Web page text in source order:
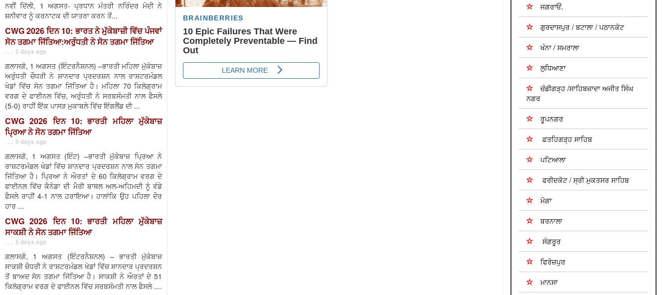
ਨਵੀਂ ਦਿੱਲੀ, 1 ਅਗਸਤ- ਪ੍ਰਧਾਨ ਮੰਤਰੀ ਨਰਿੰਦਰ ਮੋਦੀ ਨੇ
ਸ਼ਨੀਵਾਰ ਨੂੰ ਕਰਨਾਟਕ ਦੀ ਯਾਤਰਾ ਕਰਨ ਤੋਂ...
CWG 2026 ਦਿਨ 10: ਭਾਰਤ ਨੇ ਮੁੱਕੇਬਾਜ਼ੀ ਵਿੱਚ ਪੰਜਵਾਂ
ਸੋਨ ਤਗਮਾ ਜਿੱਤਿਆ:ਅਰੁੰਧਤੀ ਨੇ ਸੋਨ ਤਗਮਾ ਜਿੱਤਿਆ
. . . 5 days ago
ਗਲਾਸਗੋ, 1 ਅਗਸਤ (ਇੰਟਰਨੈਸ਼ਨਲ) –ਭਾਰਤੀ ਮਹਿਲਾ ਮੁੱਕੇਬਾਜ਼
ਅਰੁੰਧਤੀ ਚੌਧਰੀ ਨੇ ਸ਼ਾਨਦਾਰ ਪ੍ਰਦਰਸ਼ਨ ਨਾਲ ਰਾਸ਼ਟਰਮੰਡਲ
ਖੇਡਾਂ ਵਿੱਚ ਸੋਨ ਤਗਮਾ ਜਿੱਤਿਆ ਹੈ। ਮਹਿਲਾ 70 ਕਿਲੋਗ੍ਰਾਮ
ਵਰਗ ਦੇ ਫਾਈਨਲ ਵਿੱਚ, ਅਰੁੰਧਤੀ ਨੇ ਸਰਬਸੰਮਤੀ ਨਾਲ ਫੈਸਲੇ
(5-0) ਰਾਹੀਂ ਇੱਕ ਪਾਸੜ ਮੁਕਾਬਲੇ ਵਿੱਚ ਇੰਗਲੈਂਡ ਦੀ ...
CWG 2026 ਦਿਨ 10: ਭਾਰਤੀ ਮਹਿਲਾ ਮੁੱਕੇਬਾਜ਼
ਪ੍ਰਿਆ ਨੇ ਸੋਨ ਤਗਮਾ ਜਿੱਤਿਆ
. . . 5 days ago
ਗਲਾਸਗੋ, 1 ਅਗਸਤ (ਇੰਟ) –ਭਾਰਤੀ ਮੁੱਕੇਬਾਜ਼ ਪ੍ਰਿਆ ਨੇ
ਰਾਸ਼ਟਰਮੰਡਲ ਖੇਡਾਂ ਵਿੱਚ ਸ਼ਾਨਦਾਰ ਪ੍ਰਦਰਸ਼ਨ ਨਾਲ ਸੋਨ ਤਗਮਾ
ਜਿੱਤਿਆ ਹੈ। ਪ੍ਰਿਆ ਨੇ ਔਰਤਾਂ ਦੇ 60 ਕਿਲੋਗ੍ਰਾਮ ਵਰਗ ਦੇ
ਫਾਈਨਲ ਵਿੱਚ ਕੈਨੇਡਾ ਦੀ ਮੈਰੀ ਬਾਥਲ ਅਲ-ਅਹਿਮਦੀ ਨੂੰ ਵੰਡੇ
ਫੈਸਲੇ ਰਾਹੀਂ 4-1 ਨਾਲ ਹਰਾਇਆ। ਹਾਲਾਂਕਿ ਉਹ ਪਹਿਲਾ ਦੌਰ
ਹਾਰ ...
CWG 2026 ਦਿਨ 10: ਭਾਰਤੀ ਮਹਿਲਾ ਮੁੱਕੇਬਾਜ਼
ਸਾਕਸ਼ੀ ਨੇ ਸੋਨ ਤਗਮਾ ਜਿੱਤਿਆ
. . . 5 days ago
ਗਲਾਸਗੋ, 1 ਅਗਸਤ (ਇੰਟਰਨੈਸ਼ਨਲ) – ਭਾਰਤੀ ਮੁੱਕੇਬਾਜ਼
ਸਾਕਸ਼ੀ ਚੌਧਰੀ ਨੇ ਰਾਸ਼ਟਰਮੰਡਲ ਖੇਡਾਂ ਵਿੱਚ ਸ਼ਾਨਦਾਰ ਪ੍ਰਦਰਸ਼ਨ
ਤੋਂ ਬਾਅਦ ਸੋਨ ਤਗਮਾ ਜਿੱਤਿਆ ਹੈ। ਸਾਕਸ਼ੀ ਨੇ ਔਰਤਾਂ ਦੇ 51
ਕਿਲੋਗ੍ਰਾਮ ਵਰਗ ਦੇ ਫਾਈਨਲ ਵਿੱਚ ਸਰਬਸੰਮਤੀ ਨਾਲ ਫੈਸਲੇ ....
ਜਗਰਾਓਂ.
ਗੁਰਦਾਸਪੁਰ / ਬਟਾਲਾ / ਪਠਾਨਕੋਟ
ਖੰਨਾ / ਸਮਰਾਲਾ
ਲੁਧਿਆਣਾ
ਚੰਡੀਗੜ੍ਹ /ਸਾਹਿਬਜ਼ਾਦਾ ਅਜੀਤ ਸਿੰਘ
ਨਗਰ
ਰੂਪਨਗਰ
ਫ਼ਤਹਿਗੜ੍ਹ ਸਾਹਿਬ
ਪਟਿਆਲਾ
ਫਰੀਦਕੋਟ / ਸ੍ਰੀ ਮੁਕਤਸਰ ਸਾਹਿਬ
ਮੋਗਾ
ਬਰਨਾਲਾ
ਸੰਗਰੂਰ
ਫਿਰੋਜ਼ਪੁਰ
ਮਾਨਸਾ